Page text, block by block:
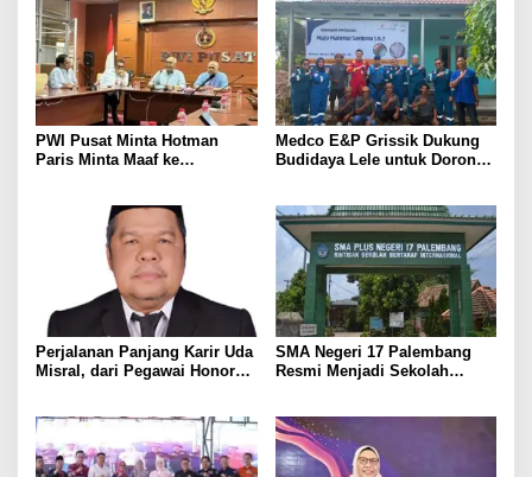
PWI Pusat Minta Hotman
Paris Minta Maaf ke
Medco E&P Grissik Dukung
Budidaya Lele untuk Dorong
Perjalanan Panjang Karir Uda
Misral, dari Pegawai Honorer
Eselon III
SMA Negeri 17 Palembang
Resmi Menjadi Sekolah